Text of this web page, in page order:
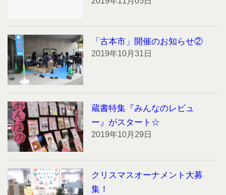
「古本市」開催のお知らせ②
2019年10月31日
蔵書特集『みんなのレビュ
ー』がスタート☆
2019年10月29日
クリスマスオーナメント大募
集！